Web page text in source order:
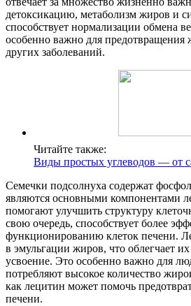
детоксикацию, метаболизм жиров и
способствует нормализации обмена
особенно важно для
других заболеваний.
Читайте также:
Виды простых углеводов — от
Семечки подсолнуха содержат
являются основными компонентами
помогают улучшить структуру
свою очередь, способствует более
функционированию клеток печени.
в эмульгации жиров, что облегчает
усвоение. Это особенно важно для
потребляют высокое количество
как лецитин может помочь
печени.